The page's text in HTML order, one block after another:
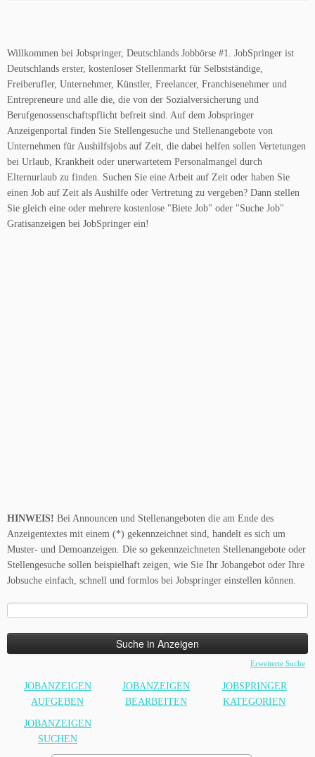
Willkommen bei Jobspringer, Deutschlands Jobbörse #1. JobSpringer ist
Deutschlands erster, kostenloser Stellenmarkt für Selbstständige,
Freiberufler, Unternehmer, Künstler, Freelancer, Franchisenehmer und
Entrepreneure und alle die, die von der Sozialversicherung und
Berufgenossenschaftspflicht befreit sind. Auf dem Jobspringer
Anzeigenportal finden Sie Stellengesuche und Stellenangebote von
Unternehmen für Aushilfsjobs auf Zeit, die dabei helfen sollen Vertetungen
bei Urlaub, Krankheit oder unerwartetem Personalmangel durch
Elternurlaub zu finden. Suchen Sie eine Arbeit auf Zeit oder haben Sie
einen Job auf Zeit als Aushilfe oder Vertretung zu vergeben? Dann stellen
Sie gleich eine oder mehrere kostenlose "Biete Job" oder "Suche Job"
Gratisanzeigen bei JobSpringer ein!
HINWEIS! Bei Announcen und Stellenangeboten die am Ende des
Anzeigentextes mit einem (*) gekennzeichnet sind, handelt es sich um
Muster- und Demoanzeigen. Die so gekennzeichneten Stellenangebote oder
Stellengesuche sollen beispielhaft zeigen, wie Sie Ihr Jobangebot oder Ihre
Jobsuche einfach, schnell und formlos bei Jobspringer einstellen können.
Erweiterte Suche
JOBANZEIGEN
AUFGEBEN
JOBANZEIGEN
BEARBEITEN
JOBSPRINGER
KATEGORIEN
JOBANZEIGEN
SUCHEN